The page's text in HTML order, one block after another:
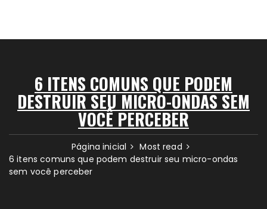
6 ITENS COMUNS QUE PODEM
DESTRUIR SEU MICRO-ONDAS SEM
VOCÊ PERCEBER
Página inicial
Most read
6 itens comuns que podem destruir seu micro-ondas
sem você perceber